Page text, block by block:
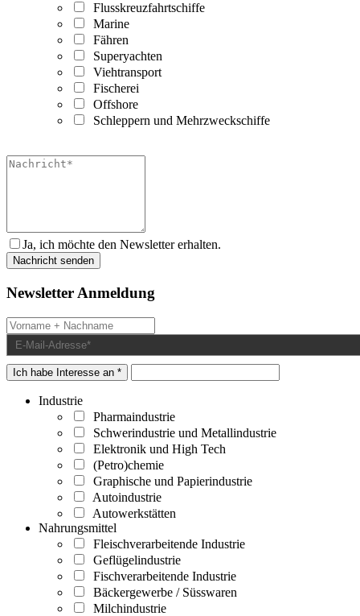
Flusskreuzfahrtschiffe
Marine
Fähren
Superyachten
Viehtransport
Fischerei
Offshore
Schleppern und Mehrzweckschiffe
Ja, ich möchte den Newsletter erhalten.
Newsletter Anmeldung
Ich habe Interesse an *
Industrie
Pharmaindustrie
Schwerindustrie und Metallindustrie
Elektronik und High Tech
(Petro)chemie
Graphische und Papierindustrie
Autoindustrie
Autowerkstätten
Nahrungsmittel
Fleischverarbeitende Industrie
Geflügelindustrie
Fischverarbeitende Industrie
Bäckergewerbe / Süsswaren
Milchindustrie